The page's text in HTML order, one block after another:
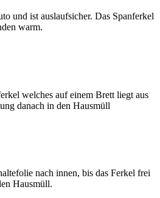
und ist auslaufsicher. Das Spanferkel
warm.
welches auf einem Brett liegt aus
danach in den Hausmüll
nach innen, bis das Ferkel frei
Hausmüll.